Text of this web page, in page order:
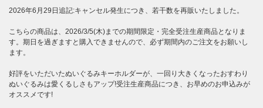
2026年6月29日追記:キャンセル発生につき、若干数を再販いたしました。
こちらの商品は、2026/3/5(木)までの期間限定・完全受注生産商品となりま
す。期日を過ぎますと購入できませんので、必ず期間内のご注文をお願いし
ます。
好評をいただいたぬいぐるみキーホルダーが、一回り大きくなったおすわり
ぬいぐるみは愛くるしさもアップ!受注生産商品につき、お早めのお申込みが
オススメです!